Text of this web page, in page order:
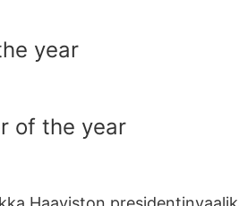
year
of the year